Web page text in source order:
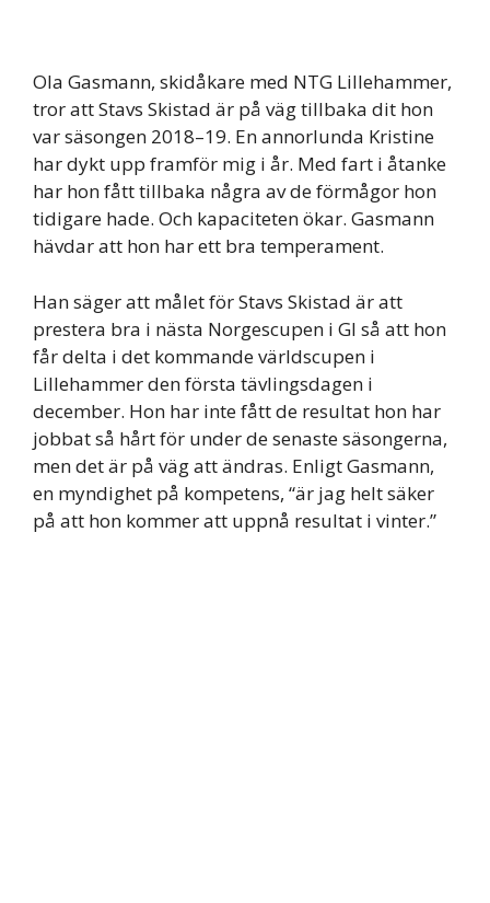
Ola Gasmann, skidåkare med NTG Lillehammer,
tror att Stavs Skistad är på väg tillbaka dit hon
var säsongen 2018–19. En annorlunda Kristine
har dykt upp framför mig i år. Med fart i åtanke
har hon fått tillbaka några av de förmågor hon
tidigare hade. Och kapaciteten ökar. Gasmann
hävdar att hon har ett bra temperament.
Han säger att målet för Stavs Skistad är att
prestera bra i nästa Norgescupen i Gl så att hon
får delta i det kommande världscupen i
Lillehammer den första tävlingsdagen i
december. Hon har inte fått de resultat hon har
jobbat så hårt för under de senaste säsongerna,
men det är på väg att ändras. Enligt Gasmann,
en myndighet på kompetens, “är jag helt säker
på att hon kommer att uppnå resultat i vinter.”